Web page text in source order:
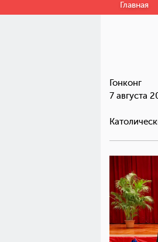
Главная
Гонконг
7 августа